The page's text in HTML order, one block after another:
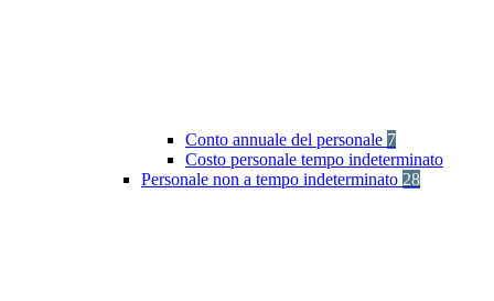
Conto annuale del personale 7
Costo personale tempo indeterminato
Personale non a tempo indeterminato 28